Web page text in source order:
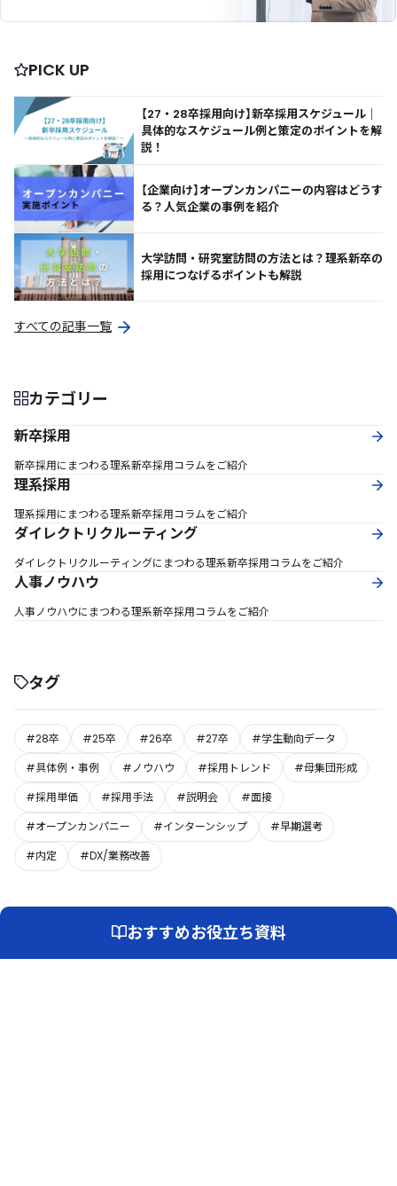
PICK UP
【27・28卒採用向け】新卒採用スケジュール｜
具体的なスケジュール例と策定のポイントを解
説！
【企業向け】オープンカンパニーの内容はどうす
る？人気企業の事例を紹介
大学訪問・研究室訪問の方法とは？理系新卒の
採用につなげるポイントも解説
すべての記事一覧
カテゴリー
新卒採用
新卒採用にまつわる理系新卒採用コラムをご紹介
理系採用
理系採用にまつわる理系新卒採用コラムをご紹介
ダイレクトリクルーティング
ダイレクトリクルーティングにまつわる理系新卒採用コラムをご紹介
人事ノウハウ
人事ノウハウにまつわる理系新卒採用コラムをご紹介
タグ
#28卒 #25卒 #26卒 #27卒
#学生動向データ
#具体例・事例
#ノウハウ #採用トレンド
#母集団形成
#採用単価
#採用手法 #説明会
#面接
#オープンカンパニー
#インターンシップ
#早期選考
#内定
#DX/業務改善
おすすめお役立ち資料